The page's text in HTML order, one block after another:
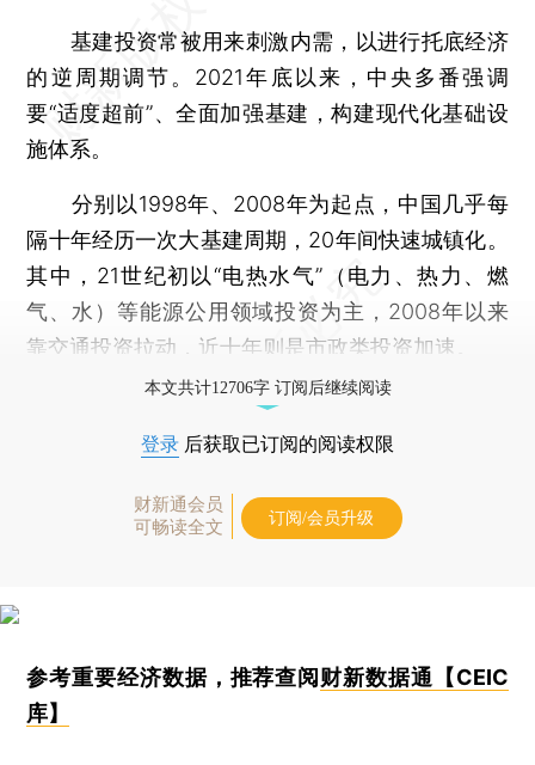
基建投资常被用来刺激内需，以进行托底经济
的逆周期调节。2021年底以来，中央多番强调
要“适度超前”、全面加强基建，构建现代化基础设
施体系。
分别以1998年、2008年为起点，中国几乎每
隔十年经历一次大基建周期，20年间快速城镇化。
其中，21世纪初以“电热水气”（电力、热力、燃
气、水）等能源公用领域投资为主，2008年以来
靠交通投资拉动，近十年则是市政类投资加速。
本文共计12706字 订阅后继续阅读
登录 后获取已订阅的阅读权限
财新通会员
可畅读全文
订阅/会员升级
参考重要经济数据，推荐查阅财新数据通【CEIC
库】